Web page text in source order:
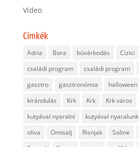
Video
Címkék
Adria Bora búvárkodás Cizici
családi program
családi program
gasztro
gasztronómia halloween
kirándulás
Krk Krk Krk város
kutyával nyaralni
kutyával nyaralunk
olíva
Omisalj Risnjak Soline